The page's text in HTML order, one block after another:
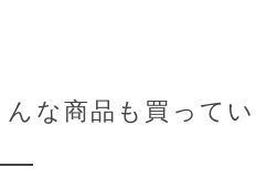
な商品も買って